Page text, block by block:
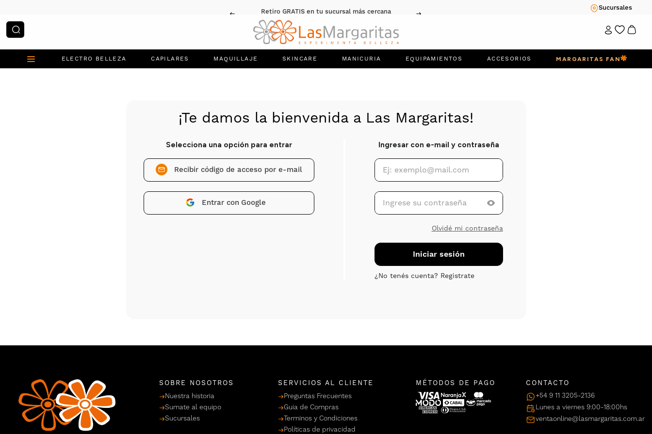
Retiro GRATIS en tu sucursal más cercana Sucursales
¿Qué estás buscando?
ELECTRO BELLEZA CAPILARES MAQUILLAJE SKINCARE MANICURIA EQUIPAMIENTOS ACCESORIOS MARGARITAS FAN
Recibir código de acceso por e-mail
Entrar con Google
Olvidé mi contraseña
SOBRE NOSOTROS
Nuestra historia
Sumate al equipo
Sucursales
SERVICIOS AL CLIENTE
Preguntas Frecuentes
Guia de Compras
Terminos y Condiciones
Políticas de privacidad
MÉTODOS DE PAGO
CONTACTO
+54 9 11 3205-2136
Lunes a viernes 9:00-18:00hs
ventaonline@lasmargaritas.com.ar